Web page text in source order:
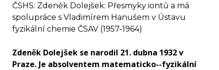
ČSHS: Zdeněk Dolejšek: Přesmyky iontů a má
spolupráce s Vladimírem Hanušem v Ústavu
fyzikální chemie ČSAV (1957-1964)
Zdeněk Dolejšek se narodil 21. dubna 1932 v
Praze. Je absolventem matematicko--fyzikální